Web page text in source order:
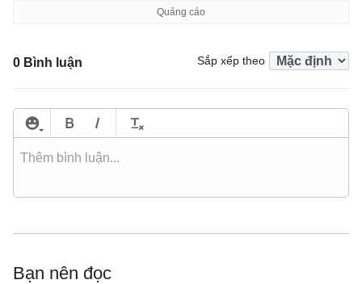
0 Bình luận Sắp xếp theo
Bạn nên đọc